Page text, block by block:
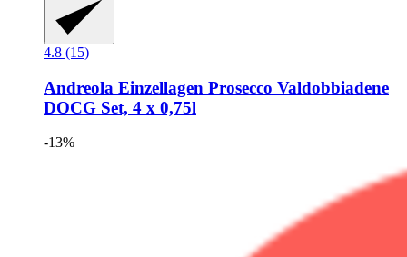
4.8 (15)
Andreola Einzellagen Prosecco Valdobbiadene
DOCG Set, 4 x 0,75l
-13%